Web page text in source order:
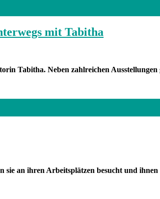
mit Tabitha
Tabitha. Neben zahlreichen
an ihren Arbeitsplätzen besucht und